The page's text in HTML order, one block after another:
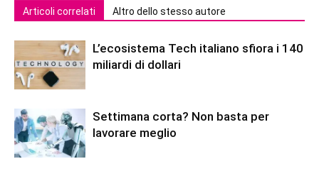
Articoli correlati Altro dello stesso autore
L’ecosistema Tech italiano sfiora i 140
miliardi di dollari
Settimana corta? Non basta per
lavorare meglio